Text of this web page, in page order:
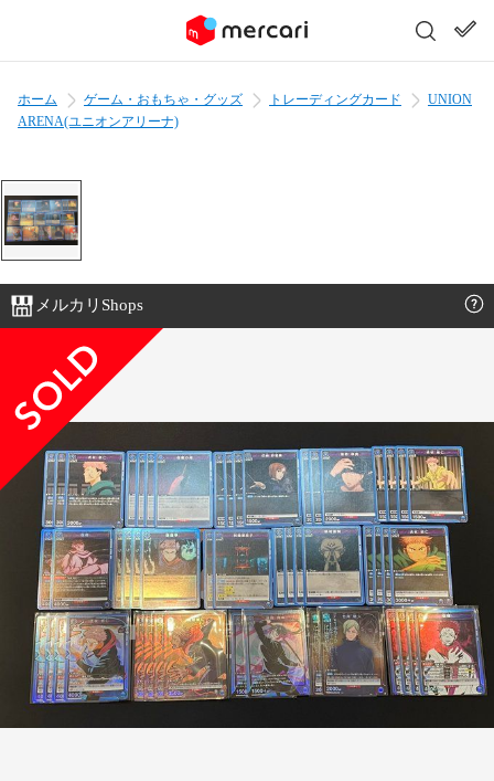
ホーム ゲーム・おもちゃ・グッズ トレーディングカード
UNION
ARENA(ユニオンアリーナ)
メルカリShops